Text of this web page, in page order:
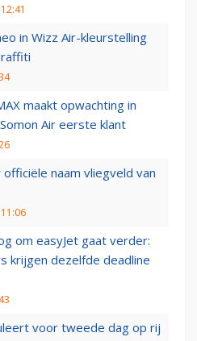
in Wizz Air-kleurstelling
maakt opwachting in
Air eerste klant
naam vliegveld van
om easyJet gaat verder:
krijgen dezelfde deadline
voor tweede dag op rij